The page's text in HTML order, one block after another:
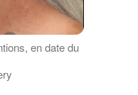
en date du